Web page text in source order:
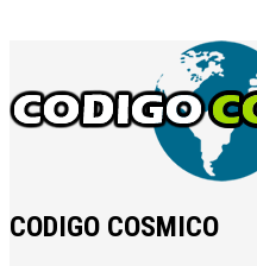
CODIGO COSMICO